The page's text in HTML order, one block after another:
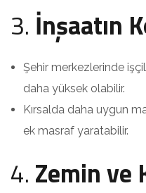
3. İnşaatın
Şehir merkezlerinde
daha yüksek olabilir.
Kırsalda daha uygun
ek masraf yaratabilir.
4. Zemin ve